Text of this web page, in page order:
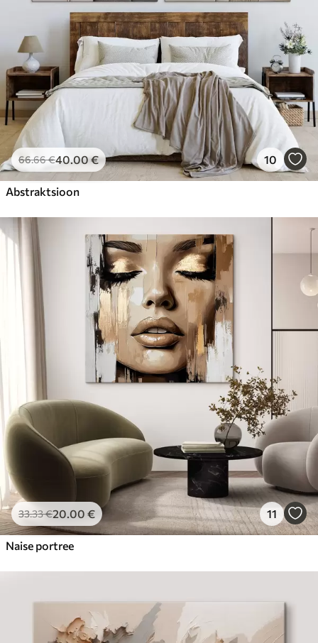
66.66€40.00€ 10
Abstraktsioon
33.33€20.00 € 11
Naise portree